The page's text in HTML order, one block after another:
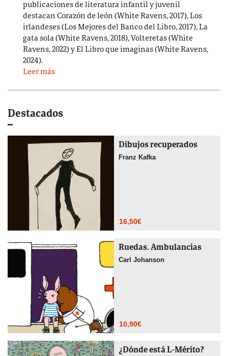
publicaciones de literatura infantil y juvenil
destacan Corazón de león (White Ravens, 2017), Los
irlandeses (Los Mejores del Banco del Libro, 2017), La
gata sola (White Ravens, 2018), Volteretas (White
Ravens, 2022) y El Libro que imaginas (White Ravens,
2024).
Leer más
Destacados
Dibujos recuperados
Franz Kafka
16,50€
Ruedas. Ambulancias
Carl Johanson
10,90€
¿Dónde está L-Mérito?